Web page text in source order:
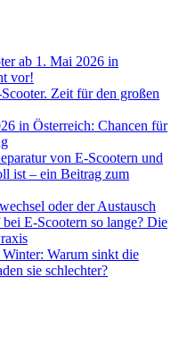
ab 1. Mai 2026 in
vor!
Zeit für den großen
in Österreich: Chancen für
von E-Scootern und
ist – ein Beitrag zum
oder der Austausch
E-Scootern so lange? Die
Warum sinkt die
sie schlechter?